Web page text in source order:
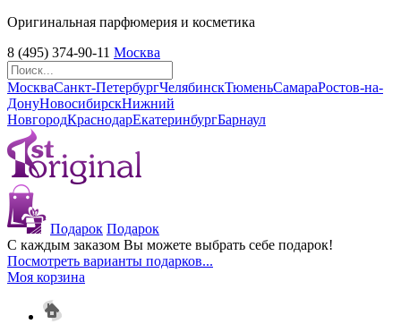
Оригинальная парфюмерия и косметика
8 (495) 374-90-11 Москва
МоскваСанкт-ПетербургЧелябинскТюменьСамараРостов-на-
ДонуНовосибирскНижний
НовгородКраснодарЕкатеринбургБарнаул
Подарок Подарок
С каждым заказом Вы можете выбрать себе подарок!
Посмотреть варианты подарков...
Моя корзина